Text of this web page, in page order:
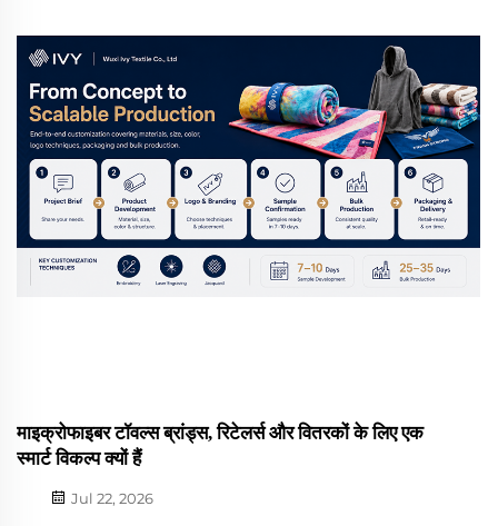
माइक्रोफाइबर टॉवल्स ब्रांड्स, रिटेलर्स और वितरकों के लिए एक
स्मार्ट विकल्प क्यों हैं
Jul 22, 2026